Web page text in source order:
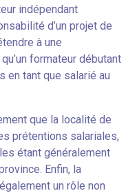
indépendant
d’un projet de
à une
formateur débutant
en tant que salarié au
que la localité de
prétentions salariales,
étant généralement
Enfin, la
un rôle non